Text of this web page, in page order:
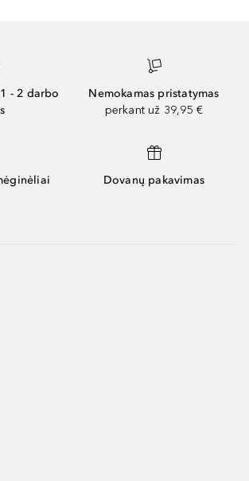
- 2 darbo
Nemokamas pristatymas
perkant už 39,95 €
Dovanų pakavimas